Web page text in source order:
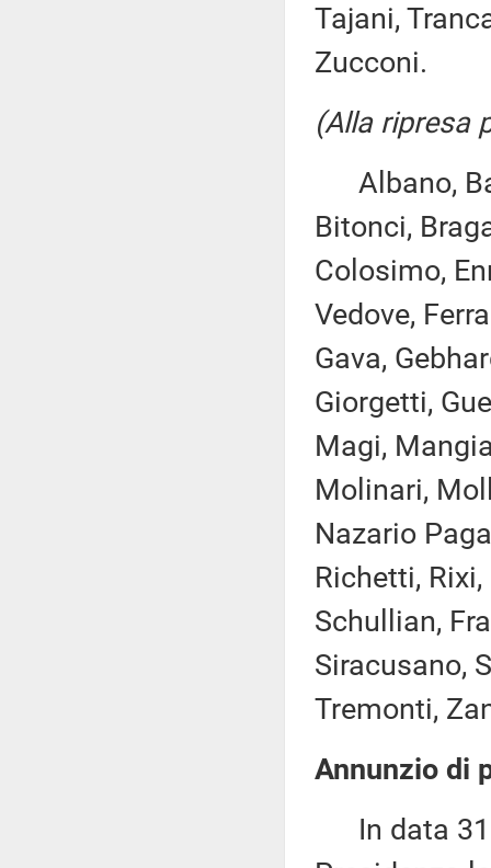
Tajani,
Zucconi.
(Alla ripresa
Albano,
Bitonci,
Colosimo,
Vedove,
Gava,
Giorgetti,
Magi,
Molinari,
Nazario
Richetti,
Schullian,
Siracusano,
Tremonti,
Annunzio di
In data 31